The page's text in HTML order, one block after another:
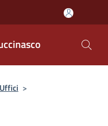
Uffici >